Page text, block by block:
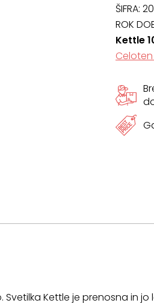
ŠIFRA:
ROK
Kettle
Svetilka Kettle je prenosna in